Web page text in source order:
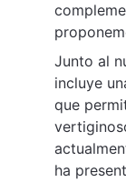
Junto al
incluye
que
ha